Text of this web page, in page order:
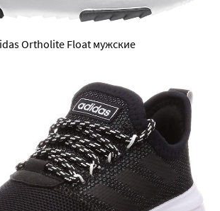
Ortholite Float мужские